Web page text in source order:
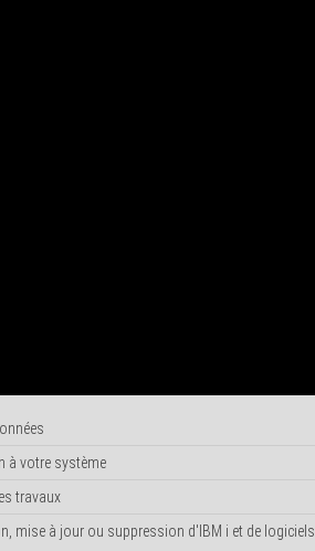
à votre système
travaux
mise à jour ou suppression d'IBM i et de logiciels